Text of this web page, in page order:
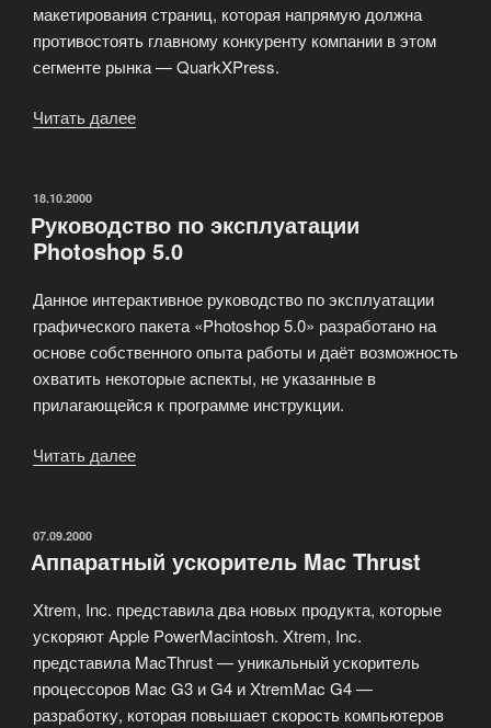
макетирования страниц, которая напрямую должна
противостоять главному конкуренту компании в этом
сегменте рынка — QuarkXPress.
Читать далее
программу»
ОПУБЛИКОВАНО
18.10.2000
Руководство по эксплуатации
Photoshop 5.0
Данное интерактивное руководство по эксплуатации
графического пакета «Photoshop 5.0» разработано на
основе собственного опыта работы и даёт возможность
охватить некоторые аспекты, не указанные в
прилагающейся к программе инструкции.
Читать далее
5.0»
ОПУБЛИКОВАНО
07.09.2000
Аппаратный ускоритель Mac Thrust
Xtrem, Inc. представила два новых продукта, которые
ускоряют Apple PowerMacintosh. Xtrem, Inc.
представила MacThrust — уникальный ускоритель
процессоров Mac G3 и G4 и XtremMac G4 —
разработку, которая повышает скорость компьютеров